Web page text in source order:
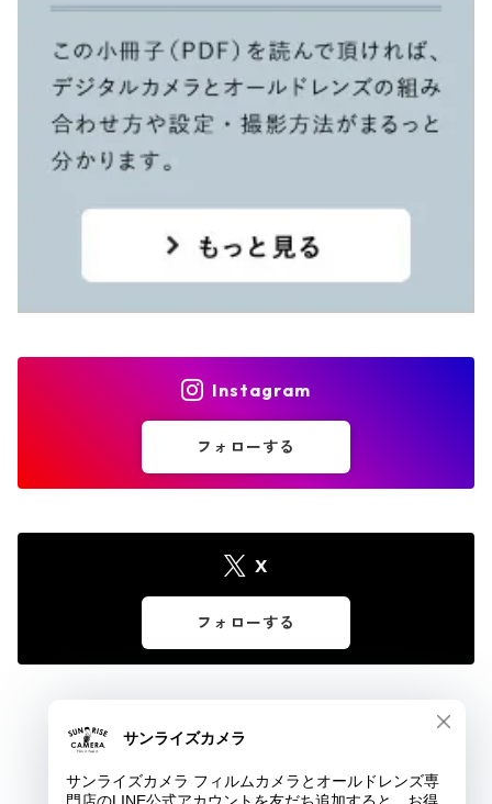
Instagram
フォローする
X
フォローする
© サンライズカメラ フィルムカメラとオールドレンズ専門店